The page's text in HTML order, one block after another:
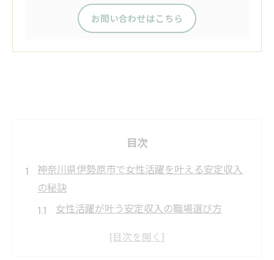
お問い合わせはこちら
目次
神奈川県伊勢原市で女性活躍を叶える安定収入
の秘訣
女性活躍が叶う安定収入の職場選び方
伊勢原市で女性活躍と収入安定が両立する